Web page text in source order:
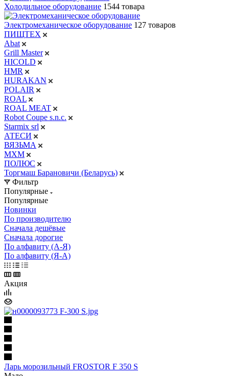
Холодильное оборудование 1544 товара
Электромеханическое оборудование 127 товаров
ПИЩТЕХ
Abat
Grill Master
HICOLD
HMR
HURAKAN
POLAIR
ROAL
ROAL MEAT
Robot Coupe s.n.c.
Starmix srl
АТЕСИ
ВЯЗЬМА
МХМ
ПОЛЮС
Торгмаш Барановичи (Беларусь)
Фильтр
Популярные
Популярные
Новинки
По производителю
Сначала дешёвые
Сначала дорогие
По алфавиту (А-Я)
По алфавиту (Я-А)
Акция
Ларь морозильный FROSTOR F 350 S